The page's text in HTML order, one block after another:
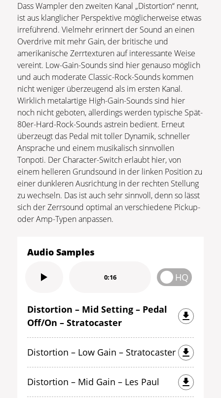
Dass Wampler den zweiten Kanal „Distortion“ nennt,
ist aus klanglicher Perspektive möglicherweise etwas
irreführend. Vielmehr erinnert der Sound an einen
Overdrive mit mehr Gain, der britische und
amerikanische Zerrtexturen auf interessante Weise
vereint. Low-Gain-Sounds sind hier genauso möglich
und auch moderate Classic-Rock-Sounds kommen
nicht weniger überzeugend als im ersten Kanal.
Wirklich metalartige High-Gain-Sounds sind hier
noch nicht geboten, allerdings werden typische Spät-
80er-Hard-Rock-Sounds astrein bedient. Erneut
überzeugt das Pedal mit toller Dynamik, schneller
Ansprache und einem musikalisch sinnvollen
Tonpoti. Der Character-Switch erlaubt hier, von
einem helleren Grundsound in der linken Position zu
einer dunkleren Ausrichtung in der rechten Stellung
zu wechseln. Das ist auch sehr sinnvoll, denn so lässt
sich der Zerrsound optimal an verschiedene Pickup-
oder Amp-Typen anpassen.
Audio Samples
0:16 HQ
Distortion – Mid Setting – Pedal
Off/On – Stratocaster
Distortion – Low Gain – Stratocaster
Distortion – Mid Gain – Les Paul